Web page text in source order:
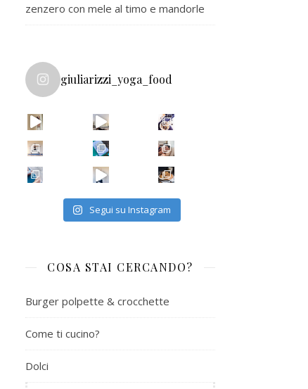
zenzero con mele al timo e mandorle
giuliarizzi_yoga_food
Ecco il Per una c
Vo
Segui su Instagram
COSA STAI CERCANDO?
Burger polpette & crocchette
Come ti cucino?
Dolci